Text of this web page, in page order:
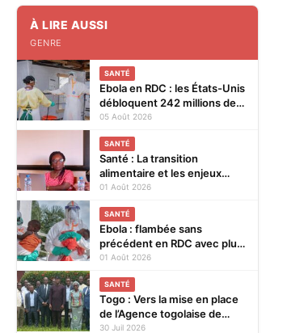
À LIRE AUSSI
GENRE
SANTÉ
Ebola en RDC : les États-Unis
débloquent 242 millions de
dollars supplémentaires
05 Août 2026
SANTÉ
Santé : La transition
alimentaire et les enjeux
nutritionnels au cœur d’un
2026 à Lomé
01 Août 2026
SANTÉ
Ebola : flambée sans
précédent en RDC avec plus
de 3.500 cas
01 Août 2026
SANTÉ
Togo : Vers la mise en place
de l’Agence togolaise de
régulation pharmaceutique
30 Juil 2026